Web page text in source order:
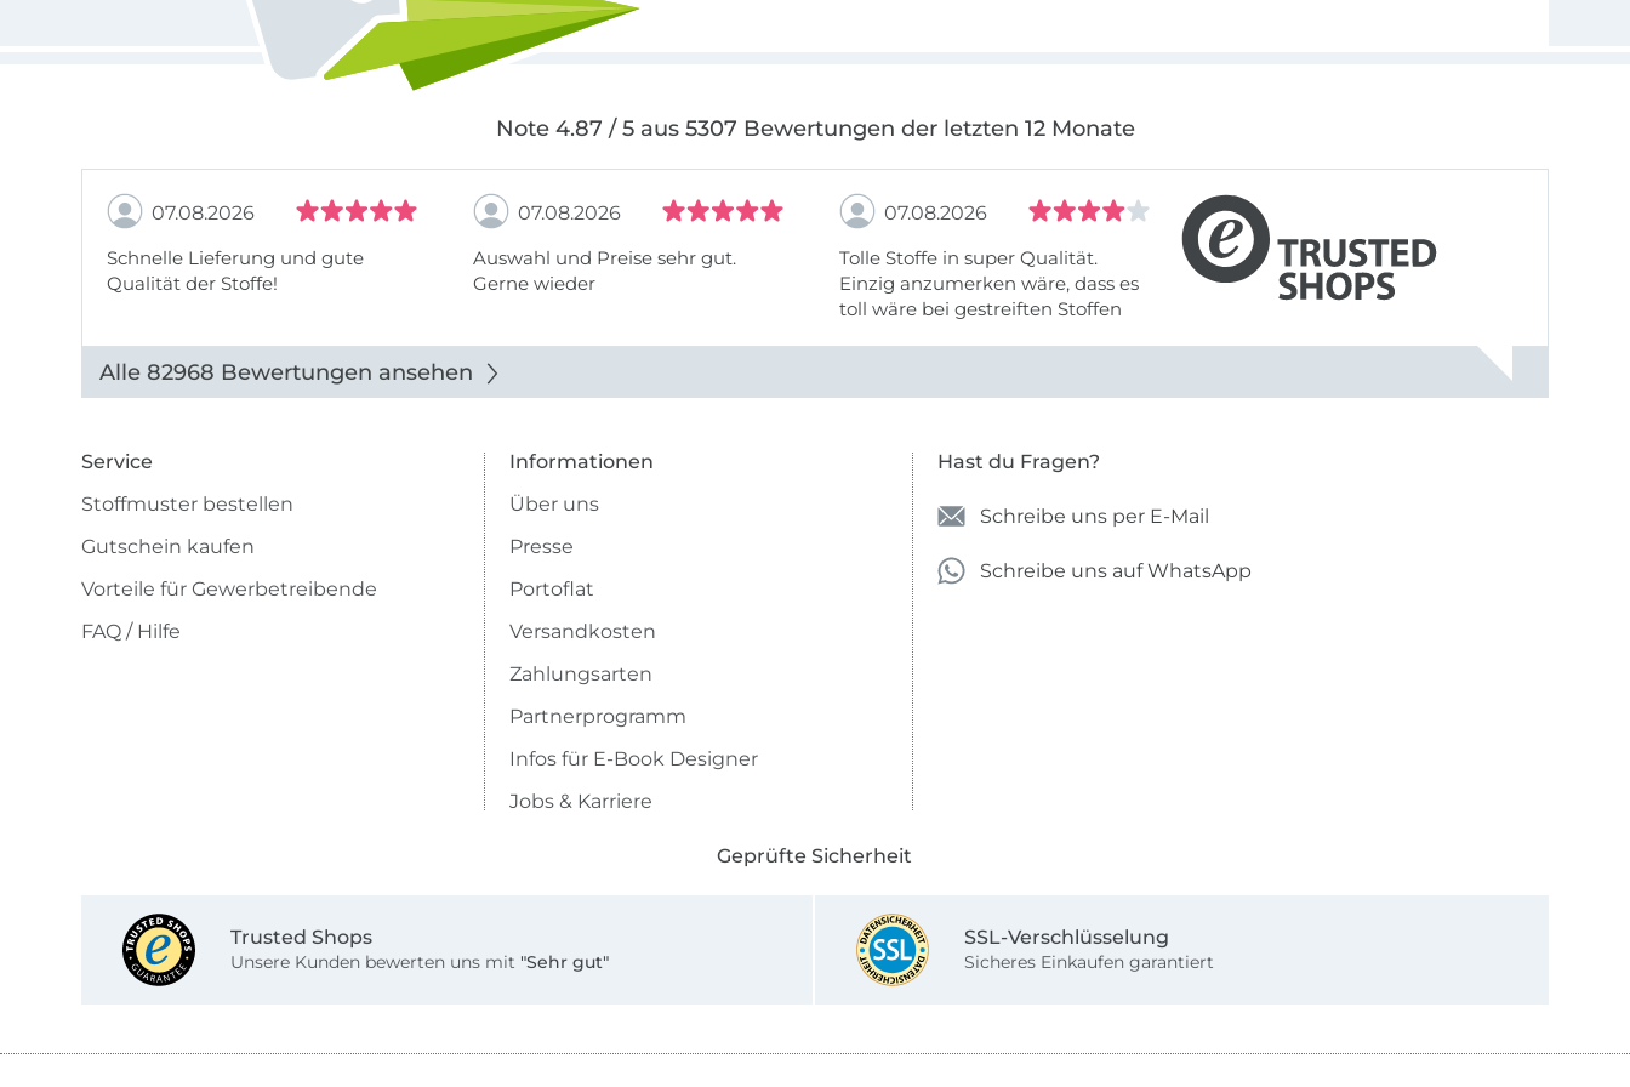
Note 4.87 / 5 aus 5307 Bewertungen der letzten 12 Monate
07.08.2026
Schnelle Lieferung und gute
Qualität der Stoffe!
07.08.2026
Auswahl und Preise sehr gut.
Gerne wieder
07.08.2026
Tolle Stoffe in super Qualität.
Einzig anzumerken wäre, dass es
toll wäre bei gestreiften Stoffen
Alle 82968 Bewertungen ansehen
Service
Stoffmuster bestellen
Gutschein kaufen
Vorteile für Gewerbetreibende
FAQ / Hilfe
Informationen
Über uns
Presse
Portoflat
Versandkosten
Zahlungsarten
Partnerprogramm
Infos für E-Book Designer
Jobs & Karriere
Hast du Fragen?
Schreibe uns per E-Mail
Schreibe uns auf WhatsApp
Geprüfte Sicherheit
Trusted Shops
Unsere Kunden bewerten uns mit "Sehr gut"
SSL-Verschlüsselung
Sicheres Einkaufen garantiert